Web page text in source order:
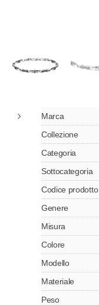
Marca
Collezione
Categoria
Sottocategoria
Codice prodotto
Genere
Misura
Colore
Modello
Materiale
Peso